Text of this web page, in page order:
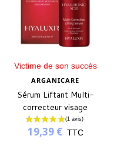
Victime de son succès
ARGANICARE
Sérum Liftant Multi-
correcteur visage
19,39 € TTC